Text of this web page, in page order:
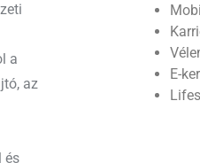
a
az
és
E-